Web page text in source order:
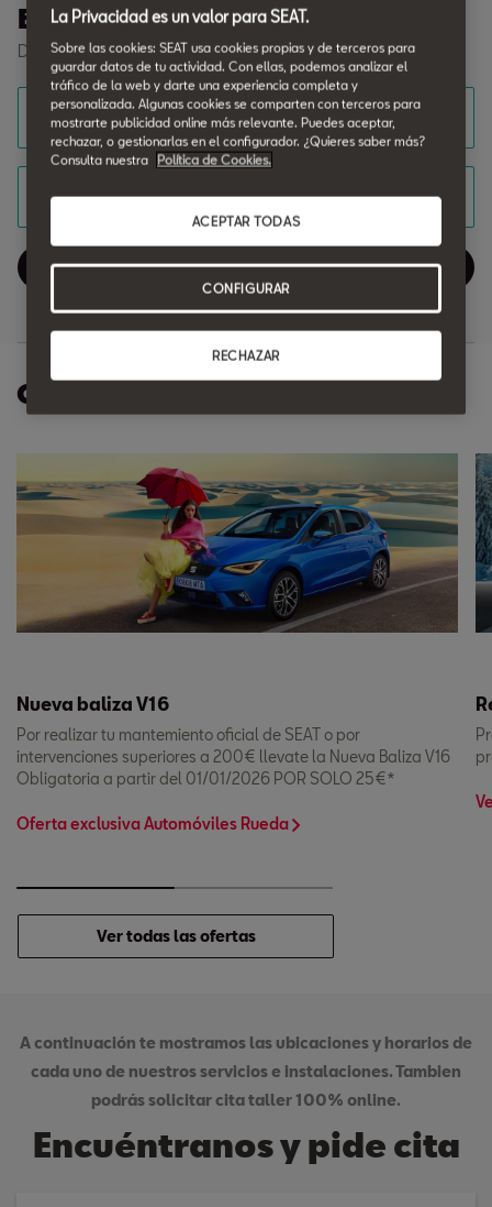
Encuentra tu coche
Descubre nuestros vehículos disponibles en stock
Modelo
Ver 33 vehiculos
Ofertas Posventa
Nueva baliza V16
Por realizar tu mantemiento oficial de SEAT o por
intervenciones superiores a 200€ llevate la Nueva Baliza V16
Obligatoria a partir del 01/01/2026 POR SOLO 25€*
Oferta exclusiva Automóviles Rueda
Ver todas las ofertas
A continuación te mostramos las ubicaciones y horarios de
cada uno de nuestros servicios e instalaciones. Tambien
podrás solicitar cita taller 100% online.
Encuéntranos y pide cita
La Privacidad es un valor para SEAT.
Sobre las cookies: SEAT usa cookies propias y de terceros para
guardar datos de tu actividad. Con ellas, podemos analizar el
tráfico de la web y darte una experiencia completa y
personalizada. Algunas cookies se comparten con terceros para
mostrarte publicidad online más relevante. Puedes aceptar,
rechazar, o gestionarlas en el configurador. ¿Quieres saber más?
Consulta nuestra
Política de Cookies.
RECHAZAR
ACEPTAR TODAS
CONFIGURAR